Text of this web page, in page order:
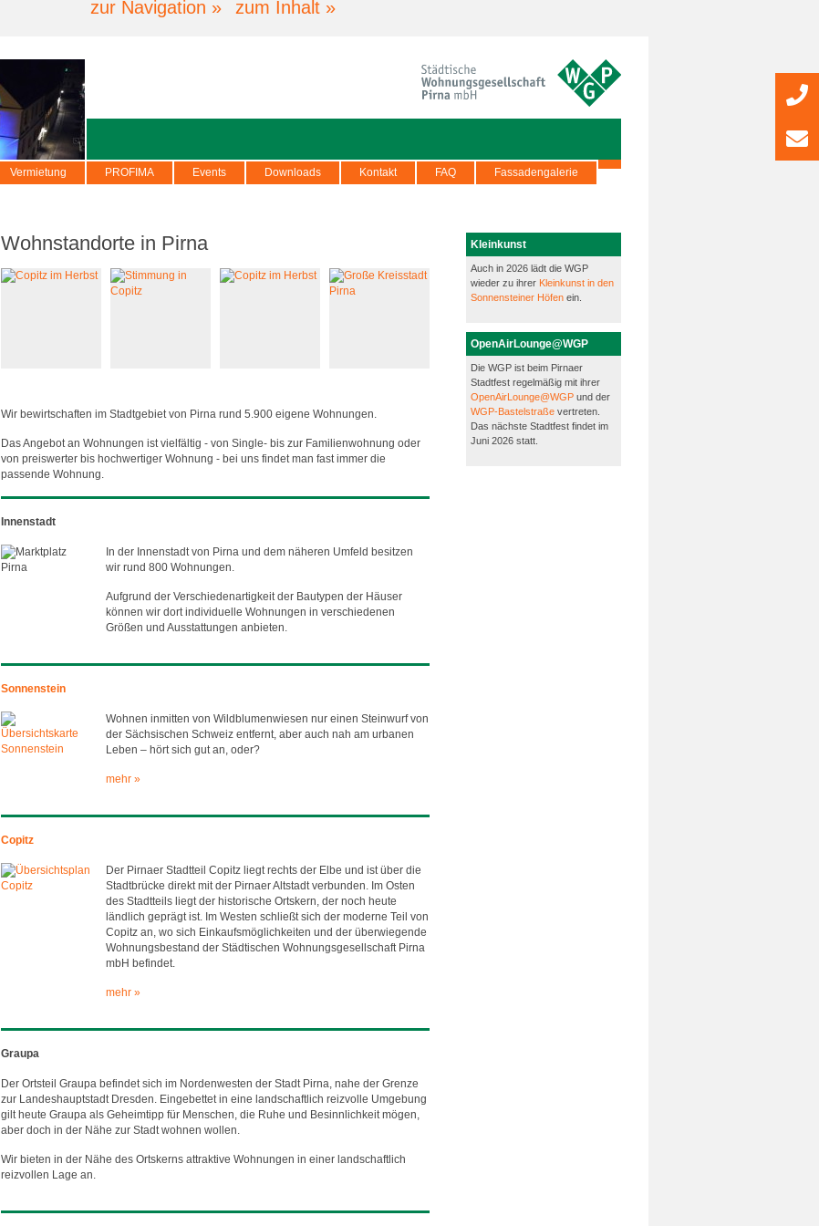
zur Navigation » zum Inhalt »
Vermietung PROFIMA Events Downloads Kontakt FAQ Fassadengalerie
Wohnstandorte in Pirna
Wir bewirtschaften im Stadtgebiet von Pirna rund 5.900 eigene Wohnungen.
Das Angebot an Wohnungen ist vielfältig - von Single- bis zur Familienwohnung oder
von preiswerter bis hochwertiger Wohnung - bei uns findet man fast immer die
passende Wohnung.
Innenstadt
In der Innenstadt von Pirna und dem näheren Umfeld besitzen
wir rund 800 Wohnungen.
Aufgrund der Verschiedenartigkeit der Bautypen der Häuser
können wir dort individuelle Wohnungen in verschiedenen
Größen und Ausstattungen anbieten.
Sonnenstein
Wohnen inmitten von Wildblumenwiesen nur einen Steinwurf von
der Sächsischen Schweiz entfernt, aber auch nah am urbanen
Leben – hört sich gut an, oder?
mehr »
Copitz
Der Pirnaer Stadtteil Copitz liegt rechts der Elbe und ist über die
Stadtbrücke direkt mit der Pirnaer Altstadt verbunden. Im Osten
des Stadtteils liegt der historische Ortskern, der noch heute
ländlich geprägt ist. Im Westen schließt sich der moderne Teil von
Copitz an, wo sich Einkaufsmöglichkeiten und der überwiegende
Wohnungsbestand der Städtischen Wohnungsgesellschaft Pirna
mbH befindet.
mehr »
Graupa
Der Ortsteil Graupa befindet sich im Nordenwesten der Stadt Pirna, nahe der Grenze
zur Landeshauptstadt Dresden. Eingebettet in eine landschaftlich reizvolle Umgebung
gilt heute Graupa als Geheimtipp für Menschen, die Ruhe und Besinnlichkeit mögen,
aber doch in der Nähe zur Stadt wohnen wollen.
Wir bieten in der Nähe des Ortskerns attraktive Wohnungen in einer landschaftlich
reizvollen Lage an.
Kleinkunst
Auch in 2026 lädt die WGP
wieder zu ihrer Kleinkunst in den
Sonnensteiner Höfen ein.
OpenAirLounge@WGP
Die WGP ist beim Pirnaer
Stadtfest regelmäßig mit ihrer
OpenAirLounge@WGP und der
WGP-Bastelstraße vertreten.
Das nächste Stadtfest findet im
Juni 2026 statt.